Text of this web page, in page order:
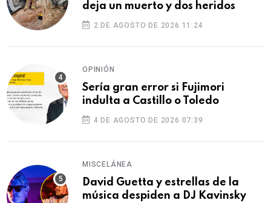
deja un muerto y dos heridos
2 DE AGOSTO DE 2026 11:24
OPINIÓN
Sería gran error si Fujimori
indulta a Castillo o Toledo
4 DE AGOSTO DE 2026 07:39
MISCELÁNEA
David Guetta y estrellas de la
música despiden a DJ Kavinsky